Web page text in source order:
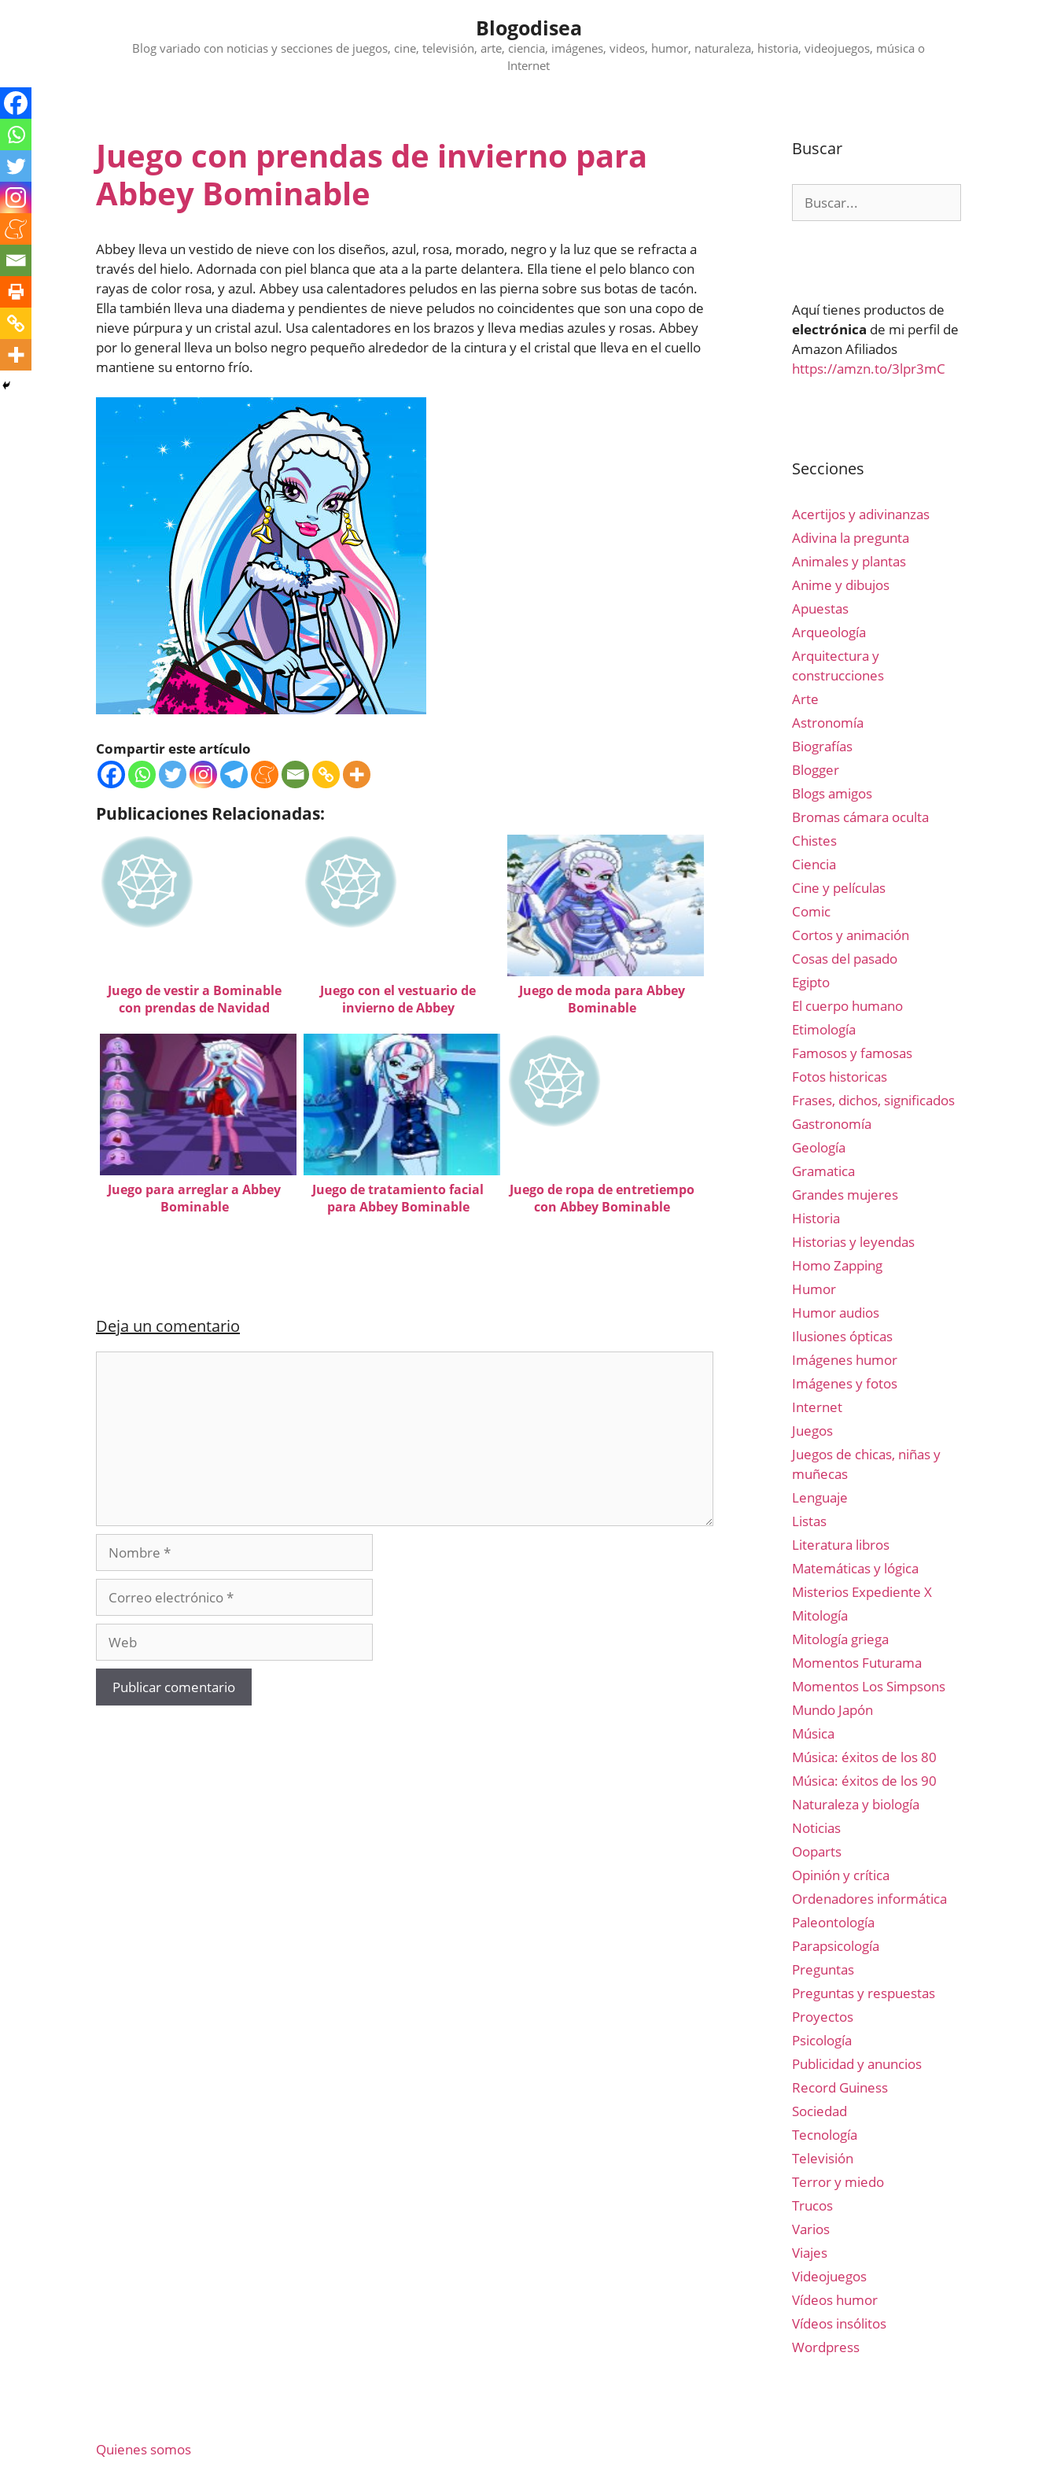
Blogodisea
Blog variado con noticias y secciones de juegos, cine, televisión, arte, ciencia, imágenes, videos, humor, naturaleza, historia, videojuegos, música o
Internet
Juego con prendas de invierno para
Abbey Bominable
Abbey lleva un vestido de nieve con los diseños, azul, rosa, morado, negro y la luz que se refracta a
través del hielo. Adornada con piel blanca que ata a la parte delantera. Ella tiene el pelo blanco con
rayas de color rosa, y azul. Abbey usa calentadores peludos en las pierna sobre sus botas de tacón.
Ella también lleva una diadema y pendientes de nieve peludos no coincidentes que son una copo de
nieve púrpura y un cristal azul. Usa calentadores en los brazos y lleva medias azules y rosas. Abbey
por lo general lleva un bolso negro pequeño alrededor de la cintura y el cristal que lleva en el cuello
mantiene su entorno frío.
Compartir este artículo
Publicaciones Relacionadas:
Juego de vestir a Bominable
con prendas de Navidad
Juego con el vestuario de
invierno de Abbey
Juego de moda para Abbey
Bominable
Juego para arreglar a Abbey
Bominable
Juego de tratamiento facial
para Abbey Bominable
Juego de ropa de entretiempo
con Abbey Bominable
Deja un comentario
Nombre
electrónico
Buscar
Aquí tienes productos de
electrónica de mi perfil de
Amazon Afiliados
https://amzn.to/3lpr3mC
Secciones
Acertijos y adivinanzas
Adivina la pregunta
Animales y plantas
Anime y dibujos
Apuestas
Arqueología
Arquitectura y
construcciones
Arte
Astronomía
Biografías
Blogger
Blogs amigos
Bromas cámara oculta
Chistes
Ciencia
Cine y películas
Comic
Cortos y animación
Cosas del pasado
Egipto
El cuerpo humano
Etimología
Famosos y famosas
Fotos historicas
Frases, dichos, significados
Gastronomía
Geología
Gramatica
Grandes mujeres
Historia
Historias y leyendas
Homo Zapping
Humor
Humor audios
Ilusiones ópticas
Imágenes humor
Imágenes y fotos
Internet
Juegos
Juegos de chicas, niñas y
muñecas
Lenguaje
Listas
Literatura libros
Matemáticas y lógica
Misterios Expediente X
Mitología
Mitología griega
Momentos Futurama
Momentos Los Simpsons
Mundo Japón
Música
Música: éxitos de los 80
Música: éxitos de los 90
Naturaleza y biología
Noticias
Ooparts
Opinión y crítica
Ordenadores informática
Paleontología
Parapsicología
Preguntas
Preguntas y respuestas
Proyectos
Psicología
Publicidad y anuncios
Record Guiness
Sociedad
Tecnología
Televisión
Terror y miedo
Trucos
Varios
Viajes
Videojuegos
Vídeos humor
Vídeos insólitos
Wordpress
Quienes somos